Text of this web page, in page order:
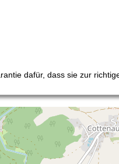
dafür, dass sie zur